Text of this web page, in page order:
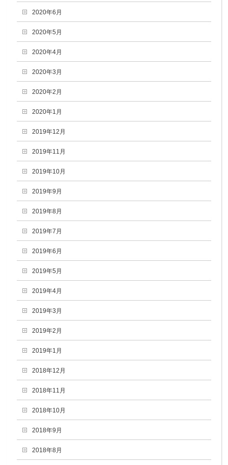
2020年6月
2020年5月
2020年4月
2020年3月
2020年2月
2020年1月
2019年12月
2019年11月
2019年10月
2019年9月
2019年8月
2019年7月
2019年6月
2019年5月
2019年4月
2019年3月
2019年2月
2019年1月
2018年12月
2018年11月
2018年10月
2018年9月
2018年8月